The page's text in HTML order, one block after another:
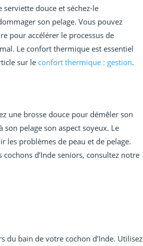
serviette douce et séchez-le
son pelage. Vous pouvez
pour accélérer le processus de
Le confort thermique est essentiel
sur le confort thermique : gestion.
une brosse douce pour démêler son
pelage son aspect soyeux. Le
les problèmes de peau et de pelage.
d’Inde seniors, consultez notre
du bain de votre cochon d’Inde. Utilisez